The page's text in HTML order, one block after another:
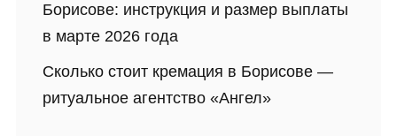
Борисове: инструкция и размер выплаты
в марте 2026 года
Сколько стоит кремация в Борисове —
ритуальное агентство «Ангел»